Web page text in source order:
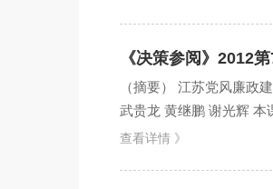
《决策参阅》2012
（摘要） 江苏党风廉政
武贵龙 黄继鹏 谢光辉 本
查看详情 》